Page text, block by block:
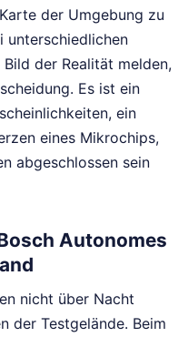
der Umgebung zu
unterschiedlichen
der Realität melden,
Es ist ein
ein
eines Mikrochips,
abgeschlossen sein
Autonomes
nicht über Nacht
der Testgelände. Beim